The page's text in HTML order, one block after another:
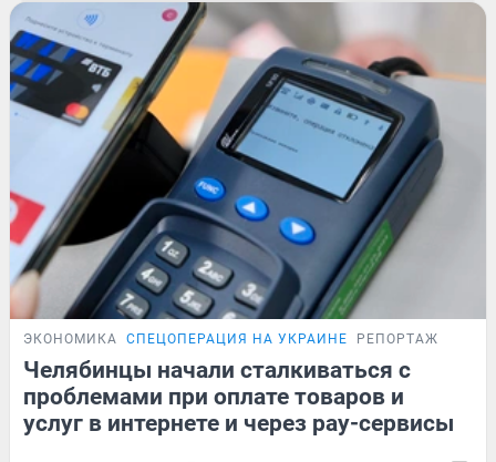
ЭКОНОМИКА СПЕЦОПЕРАЦИЯ НА УКРАИНЕ РЕПОРТАЖ
Челябинцы начали сталкиваться с
проблемами при оплате товаров и
услуг в интернете и через pay-сервисы